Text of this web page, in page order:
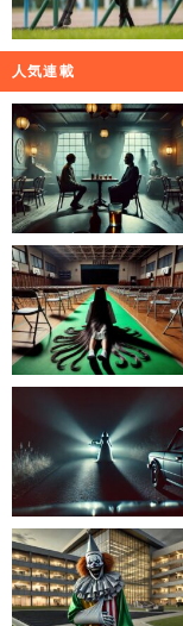
人気連載